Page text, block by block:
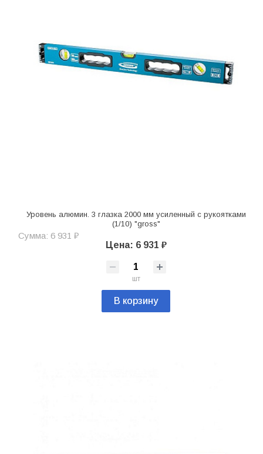
Уровень алюмин. 3 глазка 2000 мм усиленный с рукоятками
(1/10) "gross"
Сумма: 6 931 ₽
Цена: 6 931 ₽
шт
В корзину